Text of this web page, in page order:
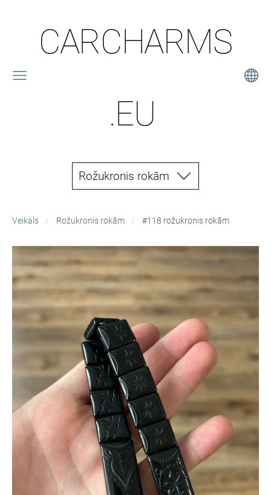
CARCHARMS
.EU
Rožukronis rokām
Veikals Rožukronis rokām #118 rožukronis rokām